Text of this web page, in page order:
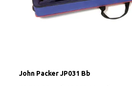
John Packer JP031 Bb